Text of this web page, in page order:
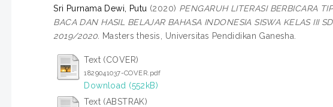
Sri Purnama Dewi, Putu (2020) PENGARUH LITERASI BERBICARA
BACA DAN HASIL BELAJAR BAHASA INDONESIA SISWA KELAS III
2019/2020. Masters thesis, Universitas Pendidikan Ganesha.
Text (COVER)
1829041037-COVER.pdf
Download (552kB)
Text (ABSTRAK)